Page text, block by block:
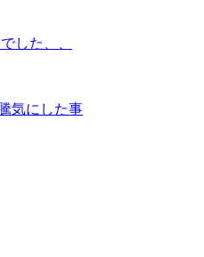
した、、
気にした事